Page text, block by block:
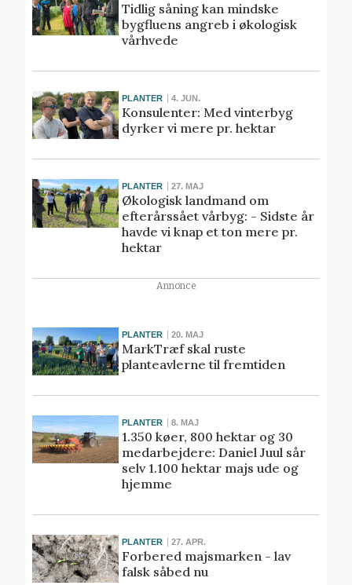
Tidlig såning kan mindske
bygfluens angreb i økologisk
vårhvede
PLANTER 4. JUN.
Konsulenter: Med vinterbyg
dyrker vi mere pr. hektar
PLANTER 27. MAJ
Økologisk landmand om
efterårssået vårbyg: - Sidste år
havde vi knap et ton mere pr.
hektar
Annonce
PLANTER 20. MAJ
MarkTræf skal ruste
planteavlerne til fremtiden
PLANTER 8. MAJ
1.350 køer, 800 hektar og 30
medarbejdere: Daniel Juul sår
selv 1.100 hektar majs ude og
hjemme
PLANTER 27. APR.
Forbered majsmarken - lav
falsk såbed nu